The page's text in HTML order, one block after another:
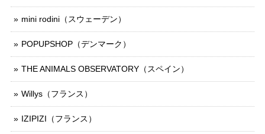
mini rodini（スウェーデン）
POPUPSHOP（デンマーク）
THE ANIMALS OBSERVATORY（スペイン）
Willys（フランス）
IZIPIZI（フランス）